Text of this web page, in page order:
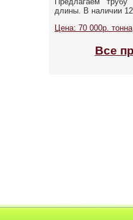
длины. В наличии
Цена: 70 000р. тонна
Все